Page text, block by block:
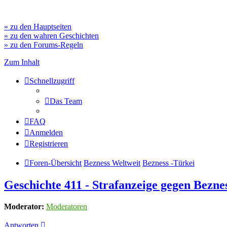
» zu den Hauptseiten
» zu den wahren Geschichten
» zu den Forums-Regeln
Zum Inhalt
Schnellzugriff
Das Team
FAQ
Anmelden
Registrieren
Foren-Übersicht Bezness Weltweit Bezness -Türkei
Geschichte 411 - Strafanzeige gegen
Moderator: Moderatoren
Antworten